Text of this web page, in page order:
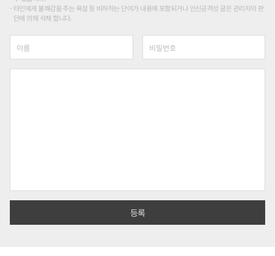
타인에게 불쾌감을 주는 욕설 등 비하하는 단어가 내용에 포함되거나 인신공격성 글은 관리자의 판
단에 의해 삭제 합니다.